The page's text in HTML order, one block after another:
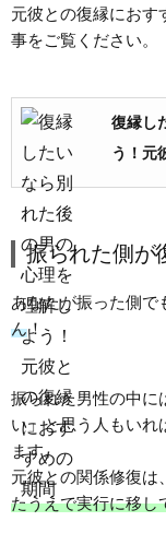
元彼との復縁におす
事をご覧ください。
復縁し
う！元
振られた側が
あなたが振った側で
ん！
振られた男性の中に
い」と思う人もいれ
ます。
元彼との関係修復は、
たうえで実行に移し